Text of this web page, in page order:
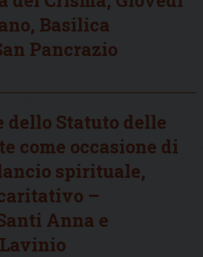
Basilica
Pancrazio
dello Statuto delle
come occasione di
spirituale,
–
Anna e